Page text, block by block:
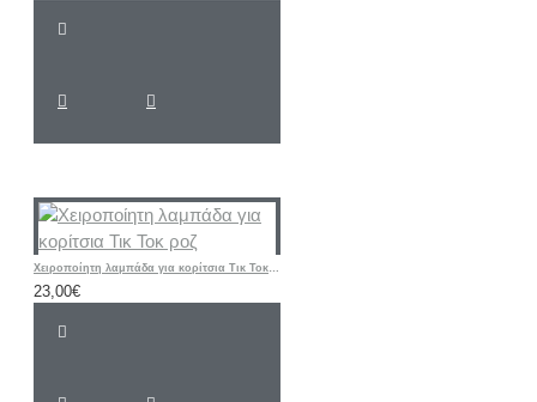
Χειροποίητη λαμπάδα για κορίτσια Τικ Τοκ ροζ
23,00€